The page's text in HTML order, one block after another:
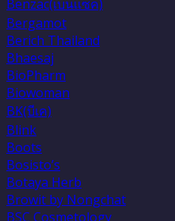
Benzac(เบนเเซค)
Bergamot
Berich Thailand
Bhaesaj
BioPharm
Biowoman
BK(บีเค)
Blink
Boots
Bosisto’s
Botaya Herb
Browit by Nongchat
BSC Cosmetology